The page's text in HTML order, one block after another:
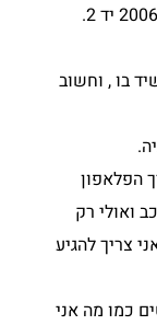
בו , וחשוב
הפלאפון
ואולי רק
צריך להגיע
כמו מה אני